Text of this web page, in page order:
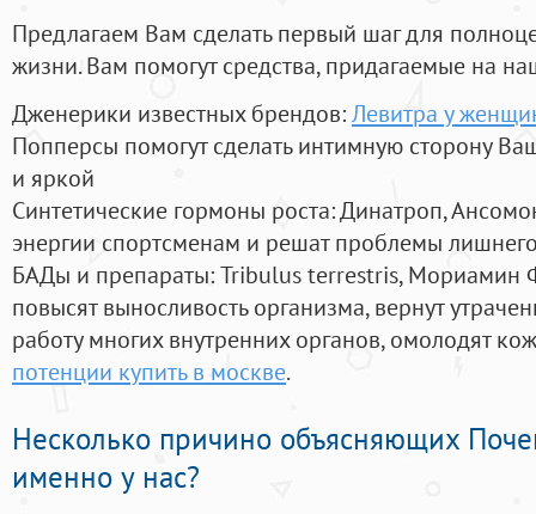
Предлагаем Вам сделать первый шаг для
жизни. Вам помогут средства, придагаемые на
Дженерики известных брендов:Левитра у
Попперсы помогут сделать интимную сторону
и яркой
Синтетические гормоны роста: Динатроп,
энергии спортсменам и решат проблемы
БАДы и препараты:Tribulus terrestris, Мориамин
повысят выносливость организма, вернут
работу многих внутренних органов, омолодят
потенции купить в москве.
Несколько причино объясняющих
именно у нас?